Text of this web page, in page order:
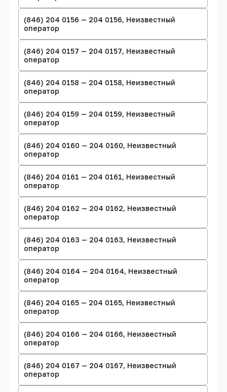
(846) 204 0156 — 204 0156, Неизвестный
оператор
(846) 204 0157 — 204 0157, Неизвестный
оператор
(846) 204 0158 — 204 0158, Неизвестный
оператор
(846) 204 0159 — 204 0159, Неизвестный
оператор
(846) 204 0160 — 204 0160, Неизвестный
оператор
(846) 204 0161 — 204 0161, Неизвестный
оператор
(846) 204 0162 — 204 0162, Неизвестный
оператор
(846) 204 0163 — 204 0163, Неизвестный
оператор
(846) 204 0164 — 204 0164, Неизвестный
оператор
(846) 204 0165 — 204 0165, Неизвестный
оператор
(846) 204 0166 — 204 0166, Неизвестный
оператор
(846) 204 0167 — 204 0167, Неизвестный
оператор